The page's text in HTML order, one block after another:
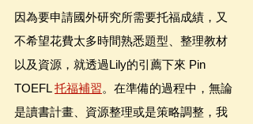
因為要申請國外研究所需要托福成績，又
不希望花費太多時間熟悉題型、整理教材
以及資源，就透過Lily的引薦下來 Pin
TOEFL 托福補習。在準備的過程中，無論
是讀書計畫、資源整理或是策略調整，我